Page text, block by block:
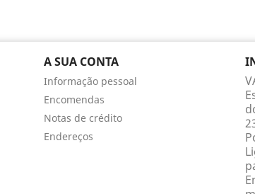
A SUA CONTA
Informação pessoal
Encomendas
Notas de crédito
Endereços